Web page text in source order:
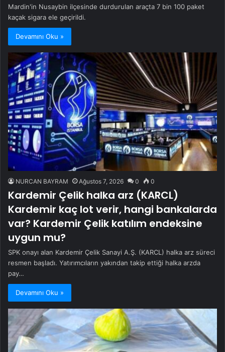
Mardin'in Nusaybin ilçesinde durdurulan araçta 7 bin 100 paket
kaçak sigara ele geçirildi.
Devamını Oku »
NURCAN BAYRAM Ağustos 7, 2026 0 0
Kardemir Çelik halka arz (KARCL)
Kardemir kaç lot verir, hangi bankalarda
var? Kardemir Çelik katılım endeksine
uygun mu?
SPK onayı alan Kardemir Çelik Sanayi A.Ş. (KARCL) halka arz süreci
resmen başladı. Yatırımcıların yakından takip ettiği halka arzda
pay…
Devamını Oku »